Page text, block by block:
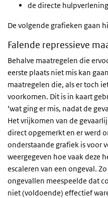
de directe
De volgende grafieken gaan
Falende repressieve
Behalve maatregelen die
eerste plaats niet mis kan
maatregelen die, als er toch
voorkomen. Dit is in kaart
‘wat ging er mis, nadat de
Het vrijkomen van de
direct opgemerkt en er werd
onderstaande grafiek is voor
weergegeven hoe vaak deze
escaleren van een ongeval.
ongevallen meespeelde dat
niet (voldoende) effectief